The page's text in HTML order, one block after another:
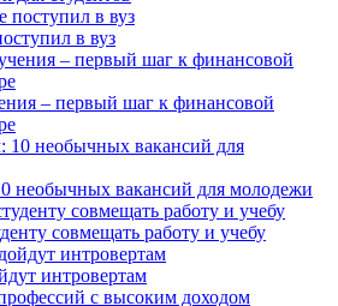
в вуз
– первый шаг к финансовой
необычных вакансий для молодежи
совмещать работу и учебу
интровертам